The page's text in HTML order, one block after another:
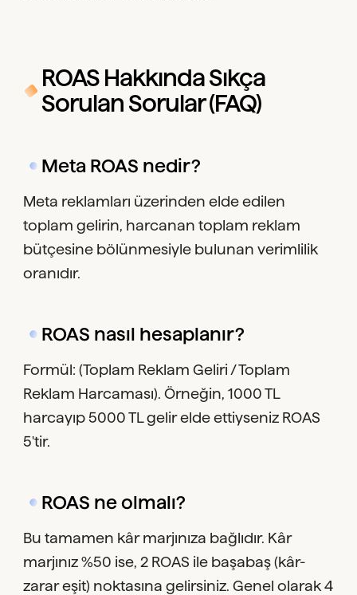
ROAS Hakkında Sıkça
Sorulan Sorular (FAQ)
Meta ROAS nedir?
Meta reklamları üzerinden elde edilen
toplam gelirin, harcanan toplam reklam
bütçesine bölünmesiyle bulunan verimlilik
oranıdır.
ROAS nasıl hesaplanır?
Formül: (Toplam Reklam Geliri / Toplam
Reklam Harcaması). Örneğin, 1000 TL
harcayıp 5000 TL gelir elde ettiyseniz ROAS
5'tir.
ROAS ne olmalı?
Bu tamamen kâr marjınıza bağlıdır. Kâr
marjınız %50 ise, 2 ROAS ile başabaş (kâr-
zarar eşit) noktasına gelirsiniz. Genel olarak 4